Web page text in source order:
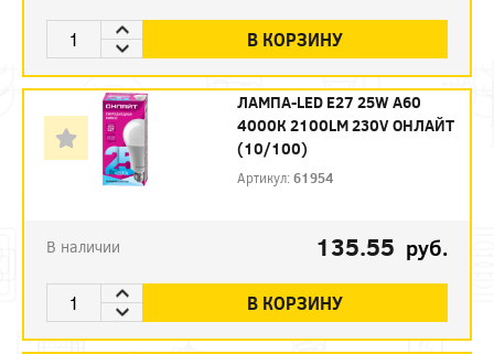
В КОРЗИНУ
ЛАМПА-LED E27 25W A60
4000К 2100LM 230V ОНЛАЙТ
(10/100)
Артикул:61954
В наличии 135.55 руб.
В КОРЗИНУ